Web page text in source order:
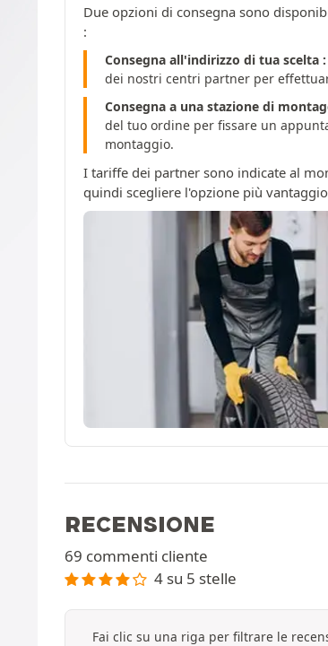
Due opzioni di consegna sono
:
Consegna all'indirizzo di tua scelta :
dei nostri centri partner per
Consegna a una stazione di
del tuo ordine per fissare un
montaggio.
I tariffe dei partner sono indicate al
quindi scegliere l'opzione più
RECENSIONE
69 commenti cliente
4 su 5 stelle
Fai clic su una riga per filtrare le